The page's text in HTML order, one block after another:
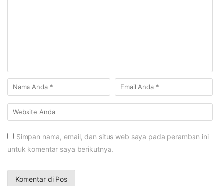
Simpan nama, email, dan situs web saya pada peramban ini
untuk komentar saya berikutnya.